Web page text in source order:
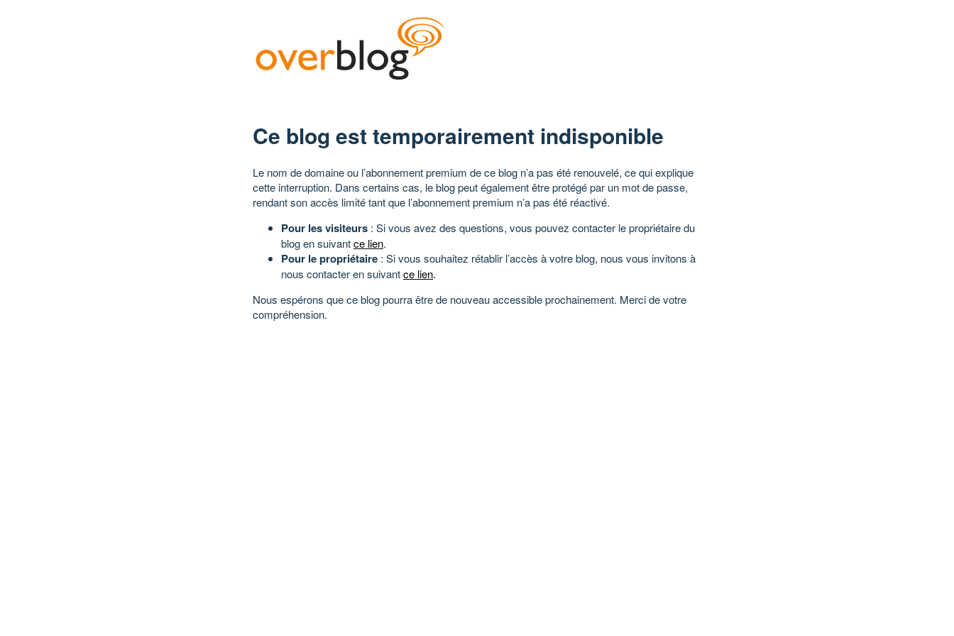
Ce blog est temporairement indisponible
Le nom de domaine ou l’abonnement premium de ce blog n’a pas été renouvelé, ce qui explique
cette interruption. Dans certains cas, le blog peut également être protégé par un mot de passe,
rendant son accès limité tant que l’abonnement premium n’a pas été réactivé.
Pour les visiteurs : Si vous avez des questions, vous pouvez contacter le propriétaire du
blog en suivantce lien.
Pour le propriétaire : Si vous souhaitez rétablir l’accès à votre blog, nous vous invitons à
nous contacter en suivantce lien.
Nous espérons que ce blog pourra être de nouveau accessible prochainement. Merci de votre
compréhension.